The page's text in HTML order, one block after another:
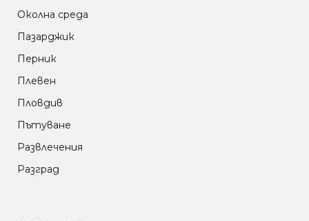
Околна среда
Пазарджик
Перник
Плевен
Пловдив
Пътуване
Развлечения
Разград